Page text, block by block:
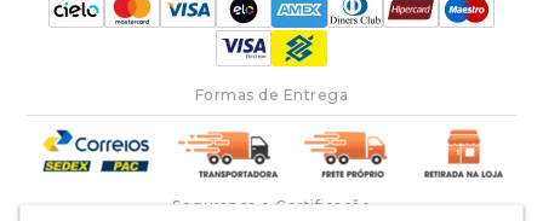
Formas de Entrega
Segurança e Certificação